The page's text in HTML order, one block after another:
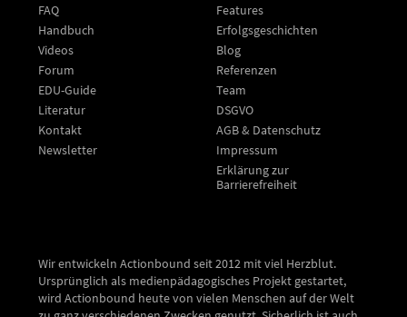
FAQ
Handbuch
Videos
Forum
EDU-Guide
Literatur
Kontakt
Newsletter
Features
Erfolgsgeschichten
Blog
Referenzen
Team
DSGVO
AGB & Datenschutz
Impressum
Erklärung zur
Barrierefreiheit
Wir entwickeln Actionbound seit 2012 mit viel Herzblut.
Ursprünglich als medienpädagogisches Projekt gestartet,
wird Actionbound heute von vielen Menschen auf der Welt